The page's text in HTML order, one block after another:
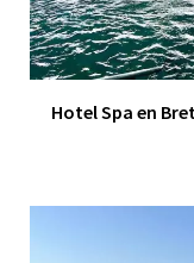
Hotel Spa en